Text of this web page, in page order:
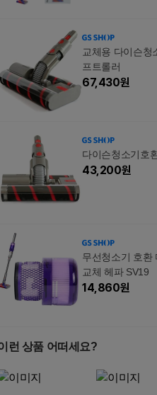
교체용 다이슨청
프트롤러
67,430원
다이슨청소기호
43,200원
무선청소기 호환
교체 헤파 SV19
14,860원
런 상품 어떠세요?